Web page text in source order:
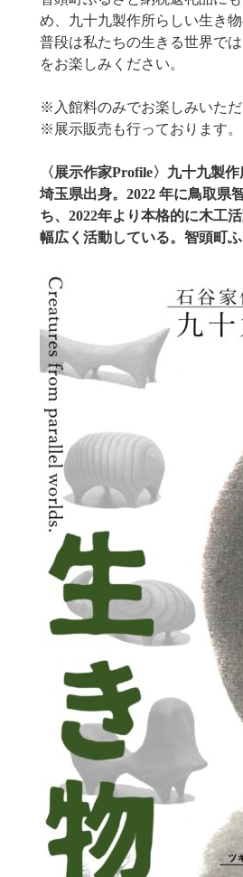
め、九十九製作所らしい生き
普段は私たちの生きる世界で
をお楽しみください。
※入館料のみでお楽しみいただ
※展示販売も行っております。
〈展示作家Profile〉九十九製
埼玉県出身。2022 年に鳥取県
ち、2022年より本格的に木工
幅広く活動している。智頭町